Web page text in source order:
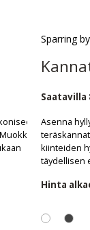
Sparring
Saatavilla
Asenna
kiinteiden
täydellisen
Hinta